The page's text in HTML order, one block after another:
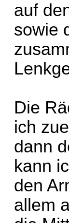
auf
sowie
Die
ich
dann
kann
den
allem